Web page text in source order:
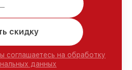
скидку
соглашаетесь на обработку
данных